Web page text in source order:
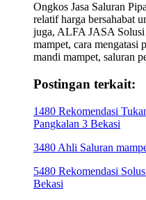
Ongkos Jasa Saluran
relatif harga bersahabat
juga, ALFA JASA Solusi
mampet, cara mengatasi
mandi mampet, saluran
Postingan terkait:
1480 Rekomendasi
Pangkalan 3 Bekasi
3480 Ahli Saluran
5480 Rekomendasi
Bekasi